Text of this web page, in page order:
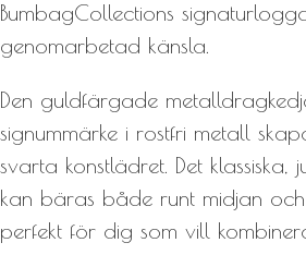
BumbagCollections
genomarbetad känsla.
Den guldfärgade
signummärke i rostfri metall
svarta konstlädret. Det
kan bäras både runt midjan
perfekt för dig som vill